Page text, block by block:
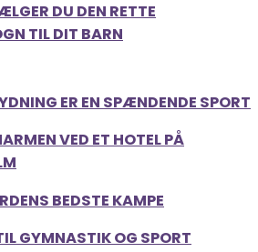
DU DEN RETTE
TIL DIT BARN
ER EN SPÆNDENDE SPORT
VED ET HOTEL PÅ
BEDSTE KAMPE
GYMNASTIK OG SPORT